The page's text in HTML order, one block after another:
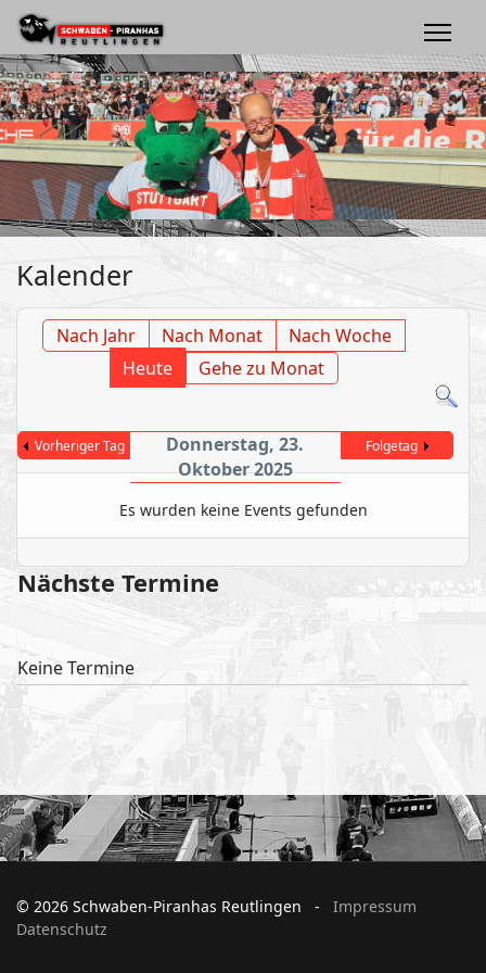
Kalender
Nach Jahr Nach Monat
Nach Woche
Heute
Gehe zu Monat
Vorheriger Tag
Donnerstag, 23.
Oktober 2025
Folgetag
Es wurden keine Events gefunden
Nächste Termine
Keine Termine
© 2026 Schwaben-Piranhas Reutlingen - Impressum
Datenschutz